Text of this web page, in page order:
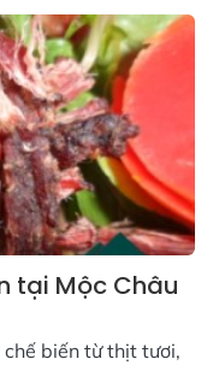
tại Mộc Châu
biến từ thịt tươi,